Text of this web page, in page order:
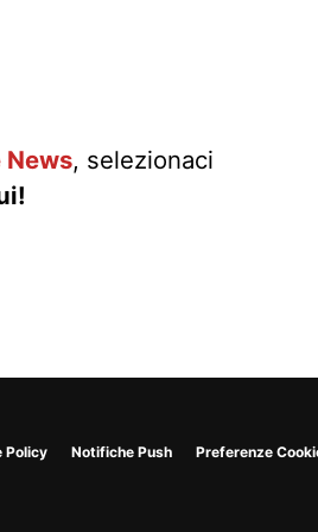
, selezionaci
Policy Notifiche Push Preferenze